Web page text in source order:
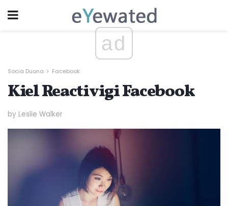
ad
Socia Duona Facebook
Kiel Reactivigi Facebook
by Leslie Walker